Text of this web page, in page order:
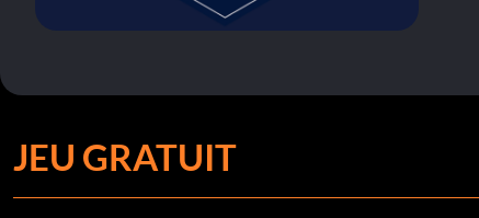
JEU GRATUIT